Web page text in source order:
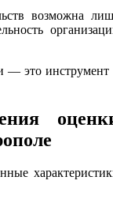
возможна
— это инструмент